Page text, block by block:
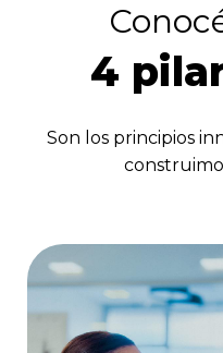
4
Son los principios